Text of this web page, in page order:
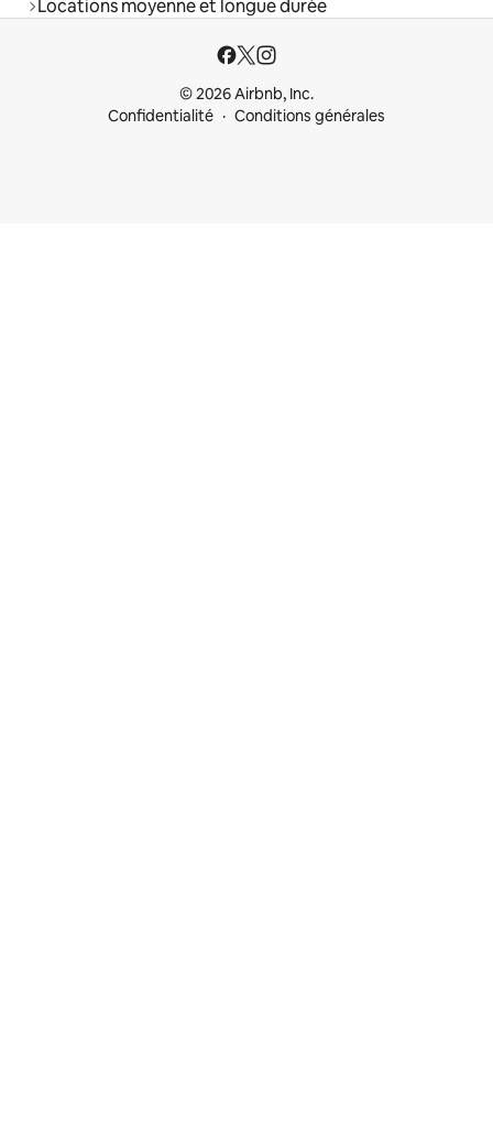
Locations moyenne et longue durée
© 2026 Airbnb, Inc.
Confidentialité
Conditions générales